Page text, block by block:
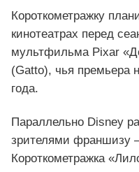
Короткометражку
кинотеатрах перед
мультфильма Pixar
(Gatto), чья премьера
года.
Параллельно Disney
зрителями франшизу
Короткометражка